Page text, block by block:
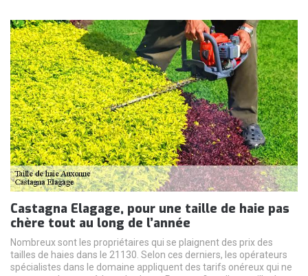
Castagna Elagage, pour une taille de haie pas
chère tout au long de l’année
Nombreux sont les propriétaires qui se plaignent des prix des
tailles de haies dans le 21130. Selon ces derniers, les opérateurs
spécialistes dans le domaine appliquent des tarifs onéreux qui ne